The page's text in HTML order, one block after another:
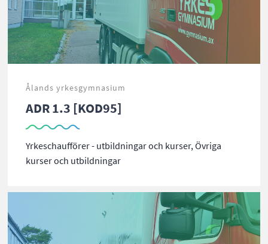
Ålands yrkesgymnasium
ADR 1.3 [KOD95]
Yrkeschaufförer - utbildningar och kurser, Övriga
kurser och utbildningar